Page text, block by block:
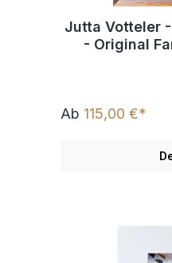
Jutta Votteler
- Original
Ab 115,00 €*